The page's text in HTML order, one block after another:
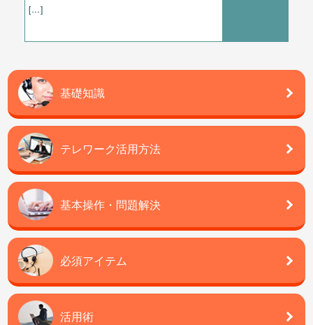
[…]
基礎知識
テレワーク活用方法
基本操作・問題解決
必須アイテム
活用術